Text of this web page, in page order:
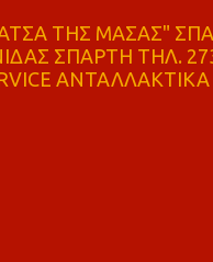
ΤΗΣ ΜΑΣΑΣ"
ΣΠΑΡΤΗ ΤΗΛ.